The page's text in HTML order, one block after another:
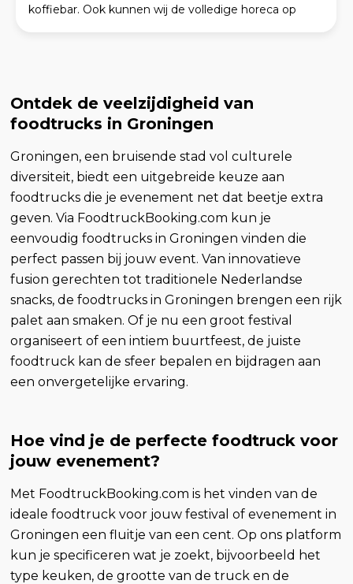
koffiebar. Ook kunnen wij de volledige horeca op
Ontdek de veelzijdigheid van
foodtrucks in Groningen
Groningen, een bruisende stad vol culturele
diversiteit, biedt een uitgebreide keuze aan
foodtrucks die je evenement net dat beetje extra
geven. Via FoodtruckBooking.com kun je
eenvoudig foodtrucks in Groningen vinden die
perfect passen bij jouw event. Van innovatieve
fusion gerechten tot traditionele Nederlandse
snacks, de foodtrucks in Groningen brengen een rijk
palet aan smaken. Of je nu een groot festival
organiseert of een intiem buurtfeest, de juiste
foodtruck kan de sfeer bepalen en bijdragen aan
een onvergetelijke ervaring.
Hoe vind je de perfecte foodtruck voor
jouw evenement?
Met FoodtruckBooking.com is het vinden van de
ideale foodtruck voor jouw festival of evenement in
Groningen een fluitje van een cent. Op ons platform
kun je specificeren wat je zoekt, bijvoorbeeld het
type keuken, de grootte van de truck en de